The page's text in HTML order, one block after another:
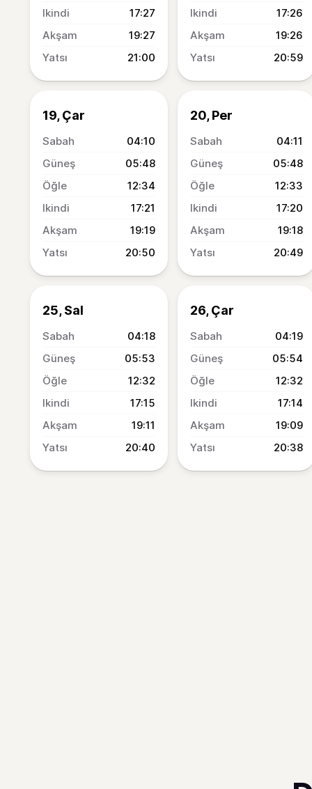
17:27
19:27
21:00
17:26
19:26
20:59
19, Çar
04:10
05:48
12:34
17:21
19:19
20:50
20, Per
04:11
05:48
12:33
17:20
19:18
20:49
25, Sal
04:18
05:53
12:32
17:15
19:11
20:40
26, Çar
04:19
05:54
12:32
17:14
19:09
20:38